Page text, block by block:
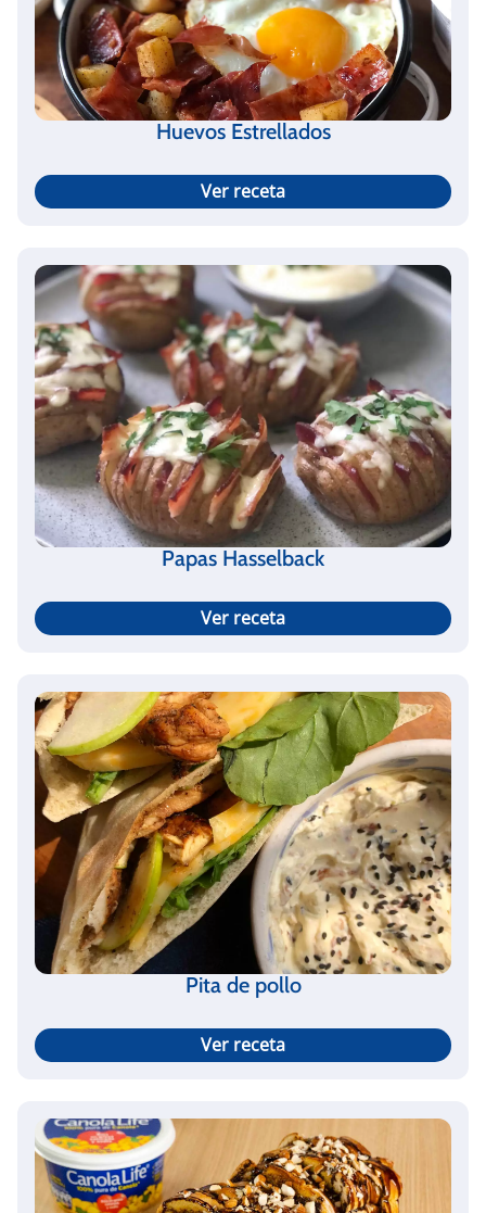
Huevos Estrellados
Ver receta
Papas Hasselback
Ver receta
Pita de pollo
Ver receta